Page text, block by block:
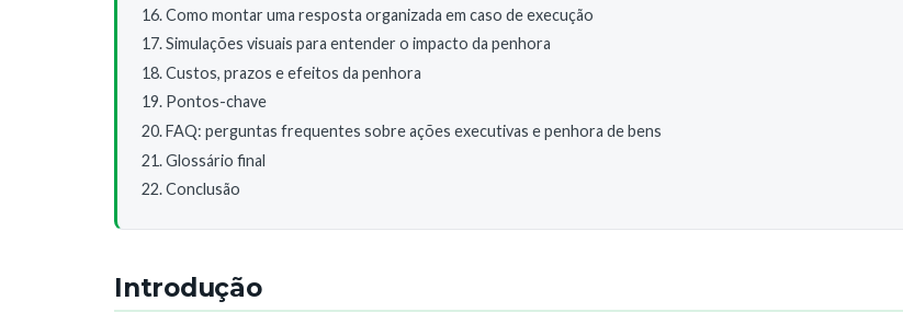
Como montar uma resposta organizada em caso de execução
Simulações visuais para entender o impacto da penhora
Custos, prazos e efeitos da penhora
Pontos-chave
FAQ: perguntas frequentes sobre ações executivas e penhora de bens
Glossário final
Conclusão
Introdução